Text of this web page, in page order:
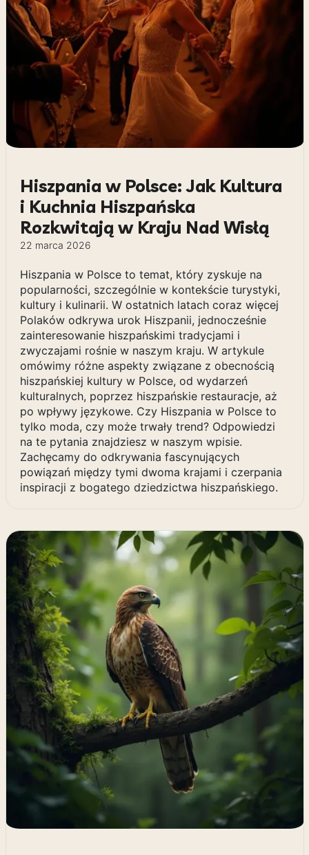
Hiszpania w Polsce: Jak Kultura
i Kuchnia Hiszpańska
Rozkwitają w Kraju Nad Wisłą
22 marca 2026
Hiszpania w Polsce to temat, który zyskuje na
popularności, szczególnie w kontekście turystyki,
kultury i kulinarii. W ostatnich latach coraz więcej
Polaków odkrywa urok Hiszpanii, jednocześnie
zainteresowanie hiszpańskimi tradycjami i
zwyczajami rośnie w naszym kraju. W artykule
omówimy różne aspekty związane z obecnością
hiszpańskiej kultury w Polsce, od wydarzeń
kulturalnych, poprzez hiszpańskie restauracje, aż
po wpływy językowe. Czy Hiszpania w Polsce to
tylko moda, czy może trwały trend? Odpowiedzi
na te pytania znajdziesz w naszym wpisie.
Zachęcamy do odkrywania fascynujących
powiązań między tymi dwoma krajami i czerpania
inspiracji z bogatego dziedzictwa hiszpańskiego.